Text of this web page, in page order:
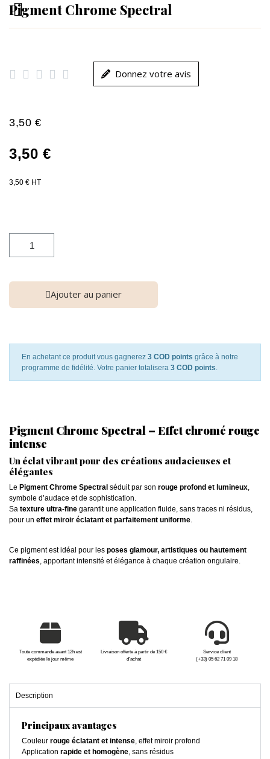
Pigment Chrome Spectral
     Donnez votre avis
3,50 €
3,50 €
3,50 € HT
Ajouter au panier
En achetant ce produit vous gagnerez 3 COD points grâce à notre
programme de fidélité. Votre panier totalisera 3 COD points.
Pigment Chrome Spectral – Effet chromé rouge
intense
Un éclat vibrant pour des créations audacieuses et
élégantes
Le Pigment Chrome Spectral séduit par son rouge profond et lumineux,
symbole d’audace et de sophistication.
Sa texture ultra-fine garantit une application fluide, sans traces ni résidus,
pour un effet miroir éclatant et parfaitement uniforme.
Ce pigment est idéal pour les poses glamour, artistiques ou hautement
raffinées, apportant intensité et élégance à chaque création ongulaire.
Toute commande avant 12h est
expédiée le jour même
Livraison offerte à partir de 150 €
d'achat
Service client
(+33) 05 62 71 09 18
Description
Principaux avantages
Couleur rouge éclatant et intense, effet miroir profond
Application rapide et homogène, sans résidus